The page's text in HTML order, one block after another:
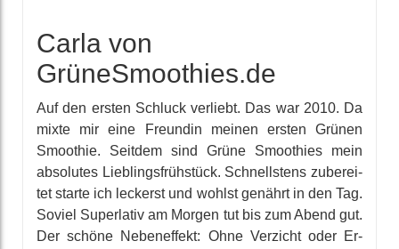
Carla von
GrüneSmoothies.de
Auf den ersten Schluck verliebt. Das war 2010. Da
mixte mir eine Freundin meinen ersten Grünen
Smoothie. Seitdem sind Grüne Smoothies mein
absolutes Lieb­lings­früh­stück. Schnells­tens zu­berei­
tet starte ich leckerst und wohlst genährt in den Tag.
Soviel Super­lativ am Morgen tut bis zum Abend gut.
Der schöne Neben­effekt: Ohne Verzicht oder Er­